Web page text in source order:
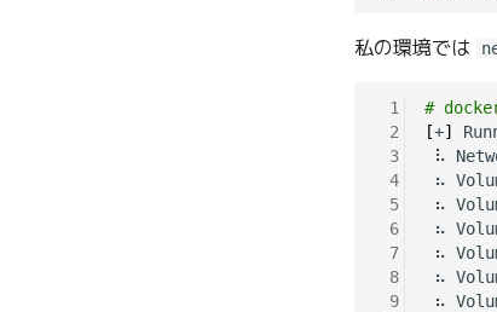
私の環境では
1
2
3
4
5
6
7
8
9
#
[+]
⠧
⠦
⠦
⠦
⠦
⠦
⠦